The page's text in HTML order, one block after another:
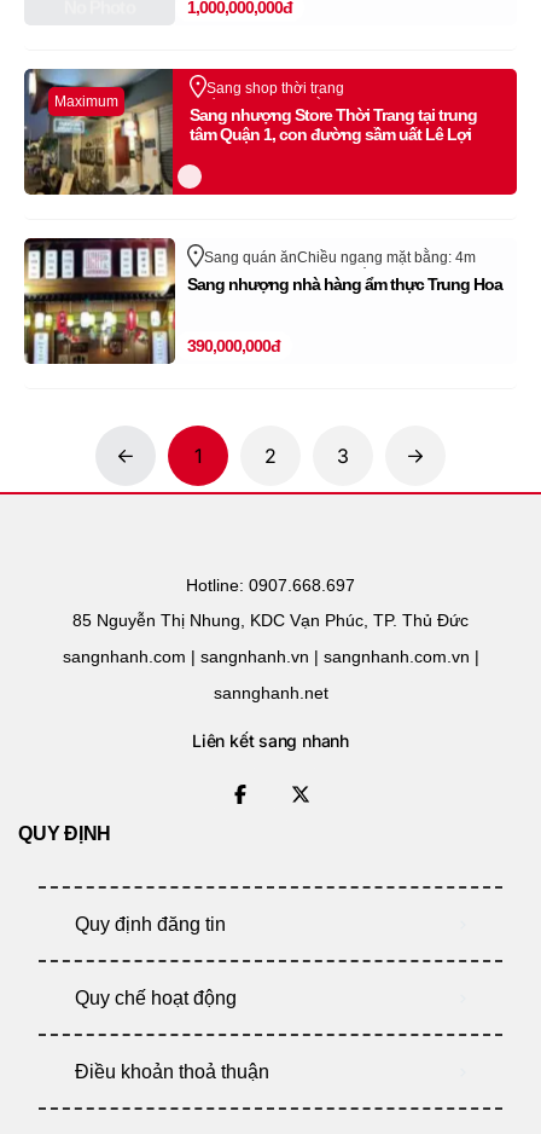
1,000,000,000đ
Maximum
Sang shop thời trang
Chiều ngang mặt bằng: 4mLê Lợi Quận 1
Hồ Chí Minh
Sang nhượng Store Thời Trang tại trung
tâm Quận 1, con đường sầm uất Lê Lợi
Sang quán ănChiều ngang mặt bằng: 4m
Cư Xá Bình Thới
Quận 11 Hồ Chí Minh
Sang nhượng nhà hàng ẩm thực Trung Hoa
390,000,000đ
1 2 3
Hotline: 0907.668.697
85 Nguyễn Thị Nhung, KDC Vạn Phúc, TP. Thủ Đức
sangnhanh.com | sangnhanh.vn | sangnhanh.com.vn |
sannghanh.net
Liên kết sang nhanh
QUY ĐỊNH
Quy định đăng tin
Quy chế hoạt động
Điều khoản thoả thuận